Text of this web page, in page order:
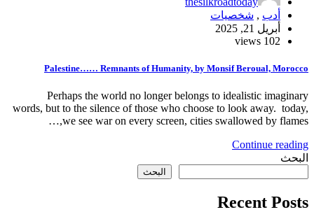
أدب , شخصيات
أبريل 21, 2025
102 views
Palestine…… Remnants of Humanity, by Monsif Beroual, Morocco
Perhaps the world no longer belongs to idealistic imaginary
words, but to the silence of those who choose to look away. today,
we see war on every screen, cities swallowed by flames,…
Continue reading
البحث
البحث
Recent Posts